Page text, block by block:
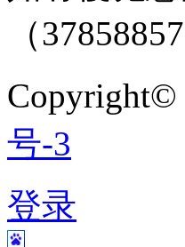
（
Copyright©
号-3
登录